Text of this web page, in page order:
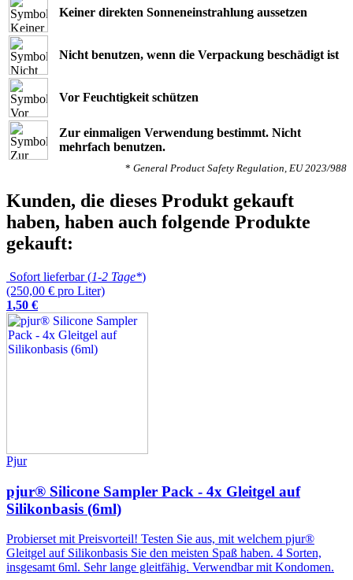
Keiner direkten Sonneneinstrahlung aussetzen
Nicht benutzen, wenn die Verpackung beschädigt ist
Vor Feuchtigkeit schützen
Zur einmaligen Verwendung bestimmt. Nicht
mehrfach benutzen.
* General Product Safety Regulation, EU 2023/988
Kunden, die dieses Produkt gekauft
haben, haben auch folgende Produkte
gekauft:
Sofort lieferbar (1-2 Tage*)
(250,00 € pro Liter)
1,50 €
Pjur
pjur® Silicone Sampler Pack - 4x Gleitgel auf
Silikonbasis (6ml)
Probierset mit Preisvorteil! Testen Sie aus, mit welchem pjur®
Gleitgel auf Silikonbasis Sie den meisten Spaß haben. 4 Sorten,
insgesamt 6ml. Sehr lange gleitfähig. Verwendbar mit Kondomen.